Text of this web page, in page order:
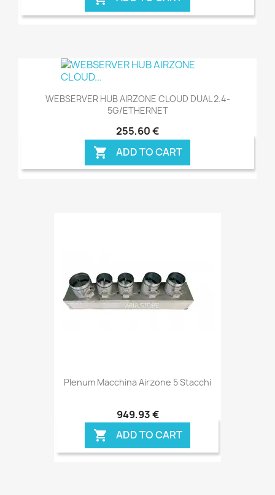
WEBSERVER HUB AIRZONE CLOUD DUAL 2.4-
5G/ETHERNET
255,60 €
 ADD TO CART
Plenum Macchina Airzone 5 Stacchi
949,93 €
 ADD TO CART